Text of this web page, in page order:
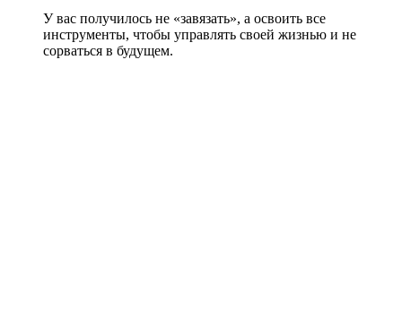
У вас получилось не «завязать», а освоить все
инструменты, чтобы управлять своей жизнью и не
сорваться в будущем.